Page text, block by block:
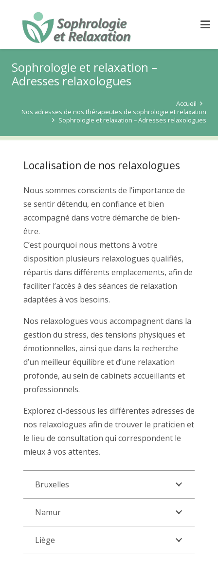
Sophrologie et relaxation –
Adresses relaxologues
Accueil
Nos adresses de nos thérapeutes de sophrologie et relaxation
Sophrologie et relaxation – Adresses relaxologues
Localisation de nos relaxologues
Nous sommes conscients de l’importance de
se sentir détendu, en confiance et bien
accompagné dans votre démarche de bien-
être.
C’est pourquoi nous mettons à votre
disposition plusieurs relaxologues qualifiés,
répartis dans différents emplacements, afin de
faciliter l’accès à des séances de relaxation
adaptées à vos besoins.
Nos relaxologues vous accompagnent dans la
gestion du stress, des tensions physiques et
émotionnelles, ainsi que dans la recherche
d’un meilleur équilibre et d’une relaxation
profonde, au sein de cabinets accueillants et
professionnels.
Explorez ci-dessous les différentes adresses de
nos relaxologues afin de trouver le praticien et
le lieu de consultation qui correspondent le
mieux à vos attentes.
Bruxelles
Namur
Liège